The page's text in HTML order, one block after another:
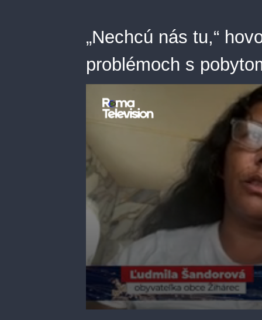
„Nechcú nás tu,“
problémoch s